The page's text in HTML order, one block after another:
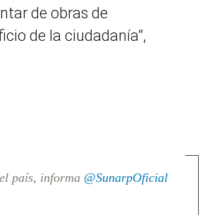
de obras de
de la ciudadanía”,
país, informa @SunarpOficial